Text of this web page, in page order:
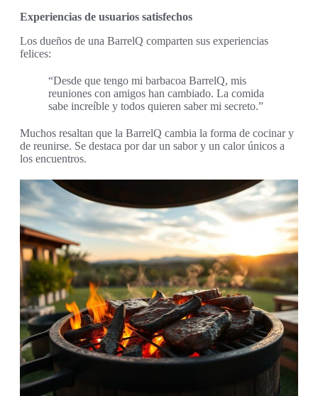
Experiencias de usuarios satisfechos
Los dueños de una BarrelQ comparten sus experiencias
felices:
“Desde que tengo mi barbacoa BarrelQ, mis
reuniones con amigos han cambiado. La comida
sabe increíble y todos quieren saber mi secreto.”
Muchos resaltan que la BarrelQ cambia la forma de cocinar y
de reunirse. Se destaca por dar un sabor y un calor únicos a
los encuentros.